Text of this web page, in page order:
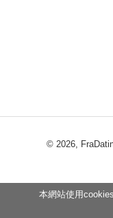
© 2026,
本網站使用